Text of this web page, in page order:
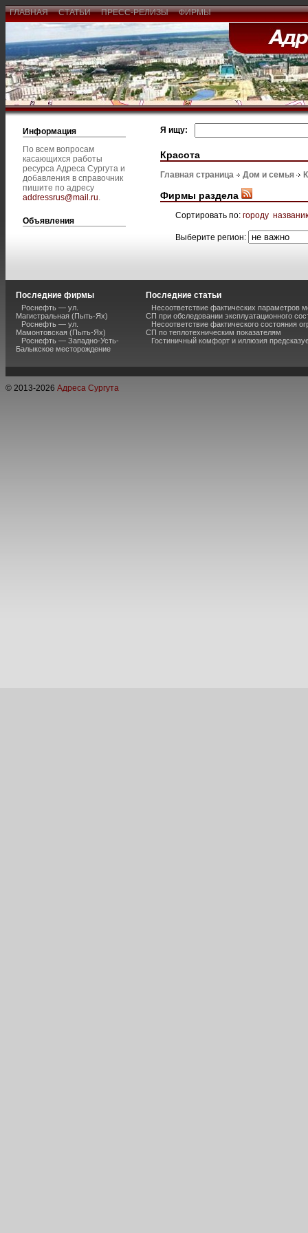
ГЛАВНАЯ СТАТЬИ ПРЕСС-РЕЛИЗЫ ФИРМЫ
Информация
По всем вопросам
касающихся работы
ресурса Адреса Сургута и
добавления в справочник
пишите по адресу
addressrus@mail.ru.
Объявления
Я ищу:
Красота
Главная страница Дом и семья
Фирмы раздела
Сортировать по: городу
Выберите регион:
Последние фирмы
Роснефть — ул.
Магистральная (Пыть-Ях)
Роснефть — ул.
Мамонтовская (Пыть-Ях)
Роснефть — Западно-Усть-
Балыкское месторождение
Последние статьи
Несоответствие фактических параметров
СП при обследовании эксплуатационного
Несоответствие фактического состояния
СП по теплотехническим показателям
Гостиничный комфорт и иллюзия
© 2013-2026 Адреса Сургута